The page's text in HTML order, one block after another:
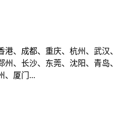
、成都、重庆、杭州、武汉、
、长沙、东莞、沈阳、青岛、
、厦门...